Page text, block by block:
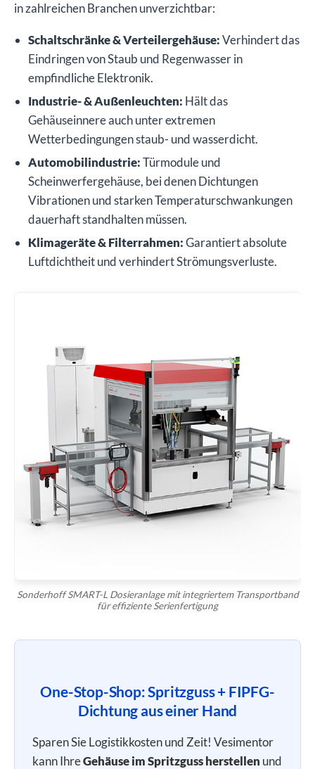
in zahlreichen Branchen unverzichtbar:
Schaltschränke & Verteilergehäuse:Verhindert das
Eindringen von Staub und Regenwasser in
empfindliche Elektronik.
Industrie- & Außenleuchten: Hält das
Gehäuseinnere auch unter extremen
Wetterbedingungen staub- und wasserdicht.
Automobilindustrie:Türmodule und
Scheinwerfergehäuse, bei denen Dichtungen
Vibrationen und starken Temperaturschwankungen
dauerhaft standhalten müssen.
Klimageräte & Filterrahmen:Garantiert absolute
Luftdichtheit und verhindert Strömungsverluste.
Sonderhoff SMART-L Dosieranlage mit integriertem Transportband
für effiziente Serienfertigung
One-Stop-Shop: Spritzguss + FIPFG-
Dichtung aus einer Hand
Sparen Sie Logistikkosten und Zeit! Vesimentor
kann IhreGehäuse im Spritzguss herstellen und